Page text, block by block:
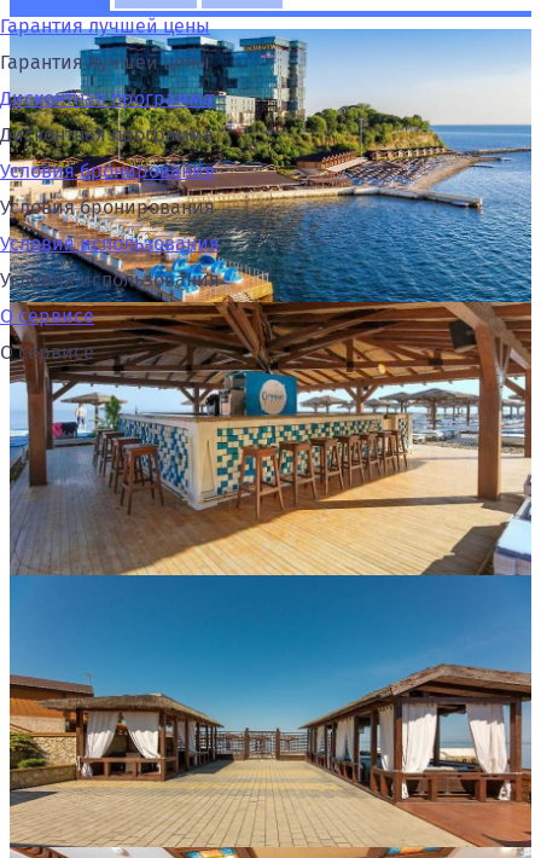
Гарантия лучшей цены
Гарантия лучшей цены
Дисконтная программа
Дисконтная программа
Условия бронирования
Условия бронирования
Условия использования
Условия использования
О сервисе
О сервисе